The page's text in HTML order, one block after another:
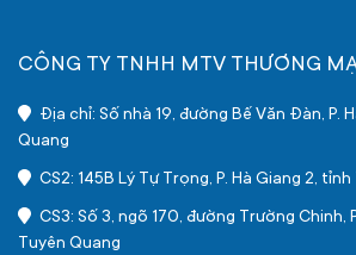
CÔNG TY TNHH MTV THƯƠNG
Địa chỉ: Số nhà 19, đường Bế Văn Đàn, P.
Quang
CS2: 145B Lý Tự Trọng, P. Hà Giang 2,
CS3: Số 3, ngõ 170, đường Trường Chinh,
Tuyên Quang